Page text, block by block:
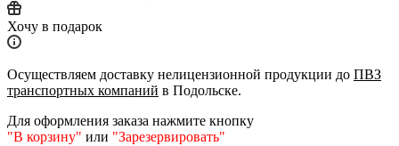
Хочу в подарок
Осуществляем доставку нелицензионной продукции до ПВЗ
транспортных компаний в Подольске.
Для оформления заказа нажмите кнопку
"В корзину" или "Зарезервировать"